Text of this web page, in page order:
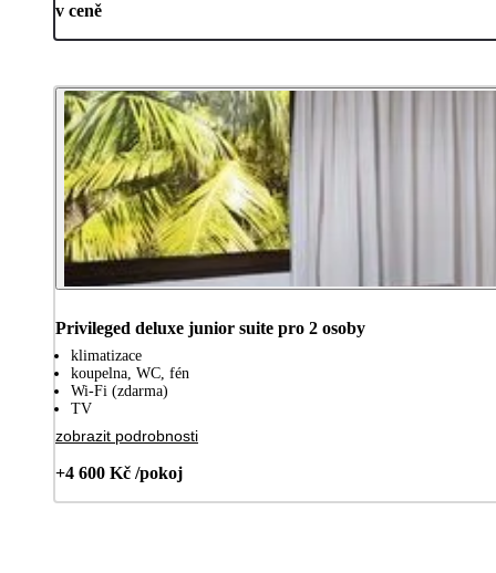
v ceně
Privileged deluxe junior suite pro 2 osoby
klimatizace
koupelna, WC, fén
Wi-Fi (zdarma)
TV
zobrazit podrobnosti
+4 600 Kč /pokoj